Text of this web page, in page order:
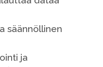
säännöllinen
ja